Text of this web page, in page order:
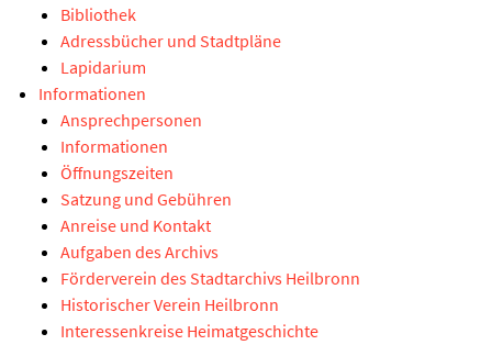
Bibliothek
Adressbücher und Stadtpläne
Lapidarium
Informationen
Ansprechpersonen
Informationen
Öffnungszeiten
Satzung und Gebühren
Anreise und Kontakt
Aufgaben des Archivs
Förderverein des Stadtarchivs Heilbronn
Historischer Verein Heilbronn
Interessenkreise Heimatgeschichte